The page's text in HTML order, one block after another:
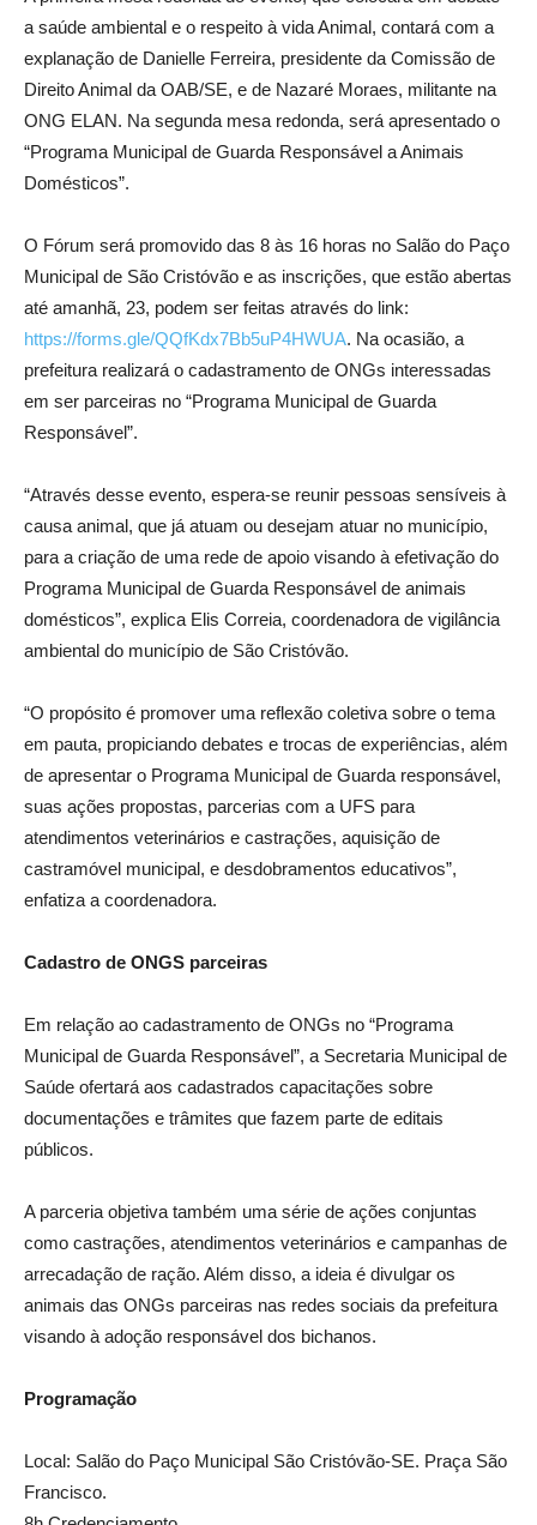
a saúde ambiental e o respeito à vida Animal, contará com a
explanação de Danielle Ferreira, presidente da Comissão de
Direito Animal da OAB/SE, e de Nazaré Moraes, militante na
ONG ELAN. Na segunda mesa redonda, será apresentado o
“Programa Municipal de Guarda Responsável a Animais
Domésticos”.
O Fórum será promovido das 8 às 16 horas no Salão do Paço
Municipal de São Cristóvão e as inscrições, que estão abertas
até amanhã, 23, podem ser feitas através do link:
https://forms.gle/QQfKdx7Bb5uP4HWUA. Na ocasião, a
prefeitura realizará o cadastramento de ONGs interessadas
em ser parceiras no “Programa Municipal de Guarda
Responsável”.
“Através desse evento, espera-se reunir pessoas sensíveis à
causa animal, que já atuam ou desejam atuar no município,
para a criação de uma rede de apoio visando à efetivação do
Programa Municipal de Guarda Responsável de animais
domésticos”, explica Elis Correia, coordenadora de vigilância
ambiental do município de São Cristóvão.
“O propósito é promover uma reflexão coletiva sobre o tema
em pauta, propiciando debates e trocas de experiências, além
de apresentar o Programa Municipal de Guarda responsável,
suas ações propostas, parcerias com a UFS para
atendimentos veterinários e castrações, aquisição de
castramóvel municipal, e desdobramentos educativos”,
enfatiza a coordenadora.
Cadastro de ONGS parceiras
Em relação ao cadastramento de ONGs no “Programa
Municipal de Guarda Responsável”, a Secretaria Municipal de
Saúde ofertará aos cadastrados capacitações sobre
documentações e trâmites que fazem parte de editais
públicos.
A parceria objetiva também uma série de ações conjuntas
como castrações, atendimentos veterinários e campanhas de
arrecadação de ração. Além disso, a ideia é divulgar os
animais das ONGs parceiras nas redes sociais da prefeitura
visando à adoção responsável dos bichanos.
Programação
Local: Salão do Paço Municipal São Cristóvão-SE. Praça São
Francisco.